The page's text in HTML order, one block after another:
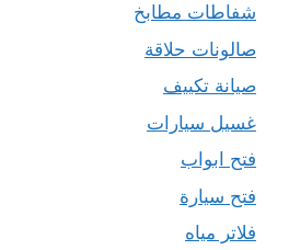
شفاطات مطابخ
صالونات حلاقة
صيانة تكييف
غسيل سيارات
فتح ابواب
فتح سيارة
فلاتر مياه